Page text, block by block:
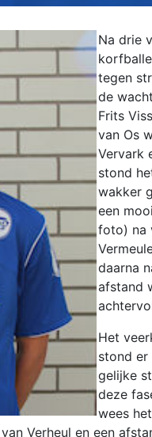
Na drie
tegen
de
Frits
van Os
Vervark
stond
wakker
een
foto) na
daarna
afstand
Het
stond er
gelijke
deze
wees
Verheul en een